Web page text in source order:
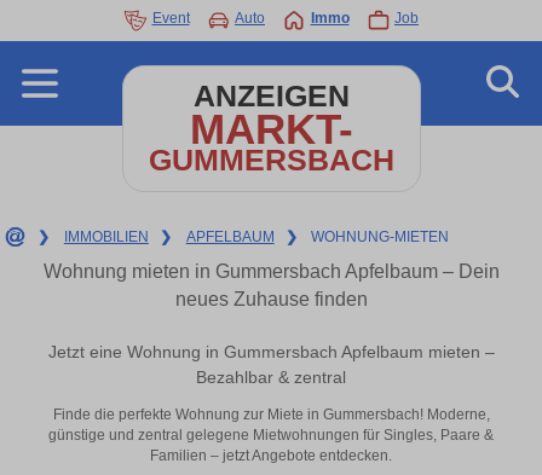
Event Auto Immo Job
ANZEIGEN
MARKT-
GUMMERSBACH
❯ IMMOBILIEN ❯ APFELBAUM ❯ WOHNUNG-MIETEN
Wohnung mieten in Gummersbach Apfelbaum – Dein
neues Zuhause finden
Jetzt eine Wohnung in Gummersbach Apfelbaum mieten –
Bezahlbar & zentral
Finde die perfekte Wohnung zur Miete in Gummersbach! Moderne,
günstige und zentral gelegene Mietwohnungen für Singles, Paare &
Familien – jetzt Angebote entdecken.